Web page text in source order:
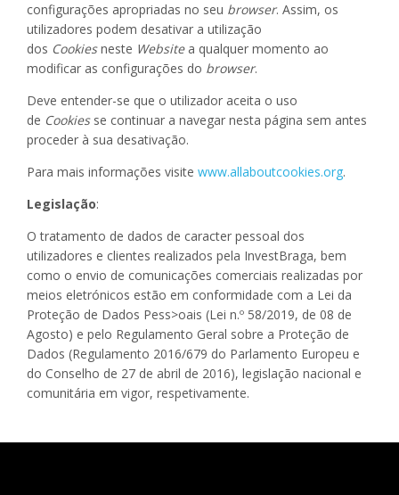
configurações apropriadas no seu browser. Assim, os
utilizadores podem desativar a utilização
dos Cookiesneste Websitea qualquer momento ao
modificar as configurações do browser.
Deve entender-se que o utilizador aceita o uso
de Cookiesse continuar a navegar nesta página sem antes
proceder à sua desativação.
Para mais informações visite www.allaboutcookies.org.
Legislação:
O tratamento de dados de caracter pessoal dos
utilizadores e clientes realizados pela InvestBraga, bem
como o envio de comunicações comerciais realizadas por
meios eletrónicos estão em conformidade com a Lei da
Proteção de Dados Pess>oais (Lei n.º 58/2019, de 08 de
Agosto) e pelo Regulamento Geral sobre a Proteção de
Dados (Regulamento 2016/679 do Parlamento Europeu e
do Conselho de 27 de abril de 2016), legislação nacional e
comunitária em vigor, respetivamente.